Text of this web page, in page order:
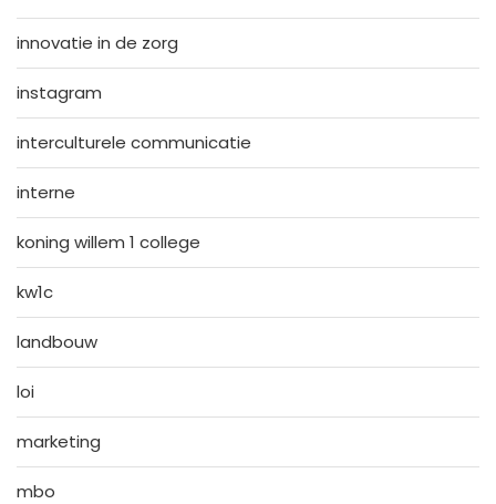
innovatie in de zorg
instagram
interculturele communicatie
interne
koning willem 1 college
kw1c
landbouw
loi
marketing
mbo